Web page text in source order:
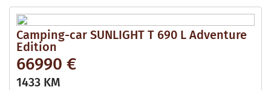
Camping-car SUNLIGHT T 690 L Adventure
Edition
66990 €
1433 KM